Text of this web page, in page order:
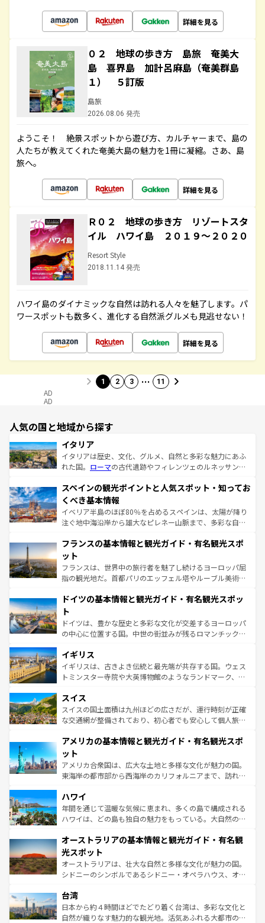
詳細を見る
０２ 地球の歩き方 島旅 奄美大
島 喜界島 加計呂麻島（奄美群島
１） ５訂版
島旅
2026.08.06 発売
ようこそ！ 絶景スポットから遊び方、カルチャーまで、島の
人たちが教えてくれた奄美大島の魅力を1冊に凝縮。さあ、島
旅へ。
詳細を見る
Ｒ０２ 地球の歩き方 リゾートスタ
イル ハワイ島 ２０１９～２０２０
Resort Style
2018.11.14 発売
ハワイ島のダイナミックな自然は訪れる人々を魅了します。パ
ワースポットも数多く、進化する自然派グルメも見逃せない！
詳細を見る
1 2 3 … 11
AD
AD
人気の国と地域から探す
イタリア
イタリアは歴史、文化、グルメ、自然と多彩な魅力にあふ
れた国。 ローマの古代遺跡やフィレンツェのルネッサンス
ろん、トスカーナの美しい田園風景やアマルフィ海岸の絶
景など、自然景観も見逃せない。観光の合間には、本場の
ピザやパスタなど、絶品のイタリア料理を堪能することも
できる。朝目覚めてから夜眠るまで、すべての瞬間を楽し
なお、新着のイタリア情報はコンテンツ一覧を参照してほ
しい。
スペインの観光ポイントと人気スポット・知ってお
くべき基本情報
イベリア半島のほぼ80％を占めるスペインは、太陽が降り
注ぐ地中海沿岸から雄大なピレネー山脈まで、多彩な自然
文化が根付くこの国では、情熱的なフラメンコ、熱気あふ
れる闘牛、そして美味しいタパスが生活の一部となってい
る。首都マドリードの洗練された雰囲気や、バルセロナの
アートに溢れた街角から、地方では古代ローマ遺跡や中世
せる。地方によって風土や気候が異なるスペインはその個
ンテンツ一覧 を参照してほしい。
フランスの基本情報と観光ガイド・有名観光スポ
ット
フランスは、世界中の旅行者を魅了し続けるヨーロッパ屈
指の観光地だ。首都パリのエッフェル塔やルーブル美術館
で、幅広い魅力が詰まっている。華麗な宮殿、歴史的な大
聖堂、美しいビーチ、そして豊かな自然が、訪れる者を心
から魅了する。また、フランスは美食の国としても知ら
れ、フランス料理はユネスコ無形文化遺産にも登録されて
香り高いラベンダー畑など、多彩な楽しみ方が可能だ。さ
らに、パリ以外の地域にも魅力が溢れており、どの街角に
も豊かな歴史と文化が息づいている。パリ以外の個性あふ
を参照してほしい。
ドイツの基本情報と観光ガイド・有名観光スポッ
ト
ドイツは、豊かな歴史と多彩な文化が交差するヨーロッパ
の中心に位置する国。中世の街並みが残るロマンチック街
顔を持つこの国は、どこを歩いても飽きることがない。ベ
ルリンの文化的活気、バイエルン州のアルプスの絶景、そ
してライン川沿いのワイン畑といった風景は必見。ビール
は、お酒好きな人にはぜひ体験してほしい。 なお、新着の
ドイツ情報はコンテンツ一覧を参照してほしい。
イギリス
イギリスは、古きよき伝統と最先端が共存する国。ウェス
トミンスター寺院や大英博物館のようなランドマーク、歴
リアごとに異なる魅力がある。また、優雅なアフタヌーン
ティー、ビール好きにはたまらない英国パブ、サッカー観
戦など、本場だからこそできる体験も豊富。イギリスを旅
ンツ一覧を参照してほしい。
スイス
スイスの国土面積は九州ほどの広さだが、運行時刻が正確
な交通網が整備されており、初心者でも安心して個人旅行
の建物がそのまま残る町や、スイスならではのユニークな
博物館もあり、アルプス観光だけでなく町歩きも満喫する
ことができる。国民の所得が高いため物価も高いが、旅行
者向けの交通パス提供のサービスもあり、うまく活用すれ
着のスイス情報は
アメリカの基本情報と観光ガイド・有名観光スポ
ット
アメリカ合衆国は、広大な土地と多様な文化が魅力の国。
東海岸の都市部から西海岸のカリフォルニアまで、訪れる
のような巨大都市は、観光、ショッピング、エンターテイ
ンメントが詰まった刺激的なスポットだ。一方、アメリカ
西部には大自然が広がり、グランドキャニオンやイエロー
部のニューオーリンズでは、音楽と美食が融合した独特の
文化が魅力。旅行者はアメリカの各地域で異なる魅力を楽
しみながら、その多様性と豊かな歴史を感じることができ
るだろう。車でのロードトリップや列車の旅も、アメリカ
情報は
ハワイ
年間を通じて温暖な気候に恵まれ、多くの島で構成される
ハワイは、どの島も独自の魅力をもっている。大自然の神
ワイ島は見逃せない。また、定番の観光地といえばオアフ
島だが、静かな自然を求めるならマウイ島やカウアイ島が
おすすめ。エメラルドグリーンに輝く海をはじめ、豊かな
文化や歴史が息づいている。「アロハスピリット」と呼ば
人々、おいしいローカルフードやハワイアンミュージッ
ク、伝統的なフラダンスなど、すべてがハワイの魅力を彩
っている。訪れるたびに新しい発見と感動が待っているハ
オーストラリアの基本情報と観光ガイド・有名観
光スポット
オーストラリアは、壮大な自然と多様な文化が魅力の国。
シドニーのシンボルであるシドニー・オペラハウス、オー
リアリーフや大陸中央部にそびえるウルル（エアーズロッ
ク）、タスマニアの美しい原生林やケアンズの熱帯雨林な
ど、見どころがたくさん。また、カフェやワイン、オージ
台湾
日本から約４時間ほどでたどり着く台湾は、多彩な文化と
自然が織りなす魅力的な観光地。活気あふれる大都市の台